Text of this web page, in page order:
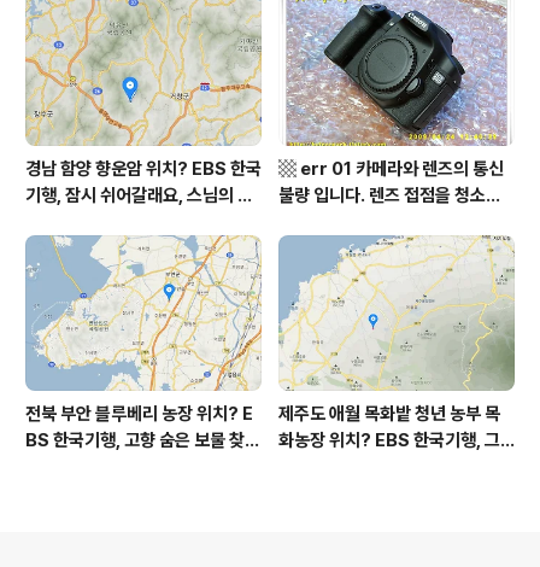
영역 외국어영역 전문 해석, Engli
sh to Korean translation
디? / 강원도 화천군 가볼 만한 곳
비수구미 마을, 파로호
경남 함양 향운암 위치? EBS 한국
기행, 잠시 쉬어갈래요, 스님의 어
상남도 함양군 가볼 만한 곳, 용추
계곡 향운암 명천스님, 덕유산 황
석산 거망산 기백산
▩ err 01 카메라와 렌즈의 통신
불량 입니다. 렌즈 접점을 청소하
전북 부안 블루베리 농장 위치? E
BS 한국기행, 고향 숨은 보물 찾
제주도 애월 목화밭 청년 농부 목
화농장 위치? EBS 한국기행, 그